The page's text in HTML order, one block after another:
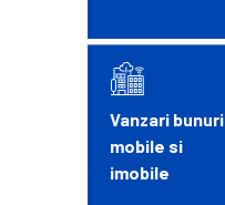
Vanzari bunuri
mobile si
imobile